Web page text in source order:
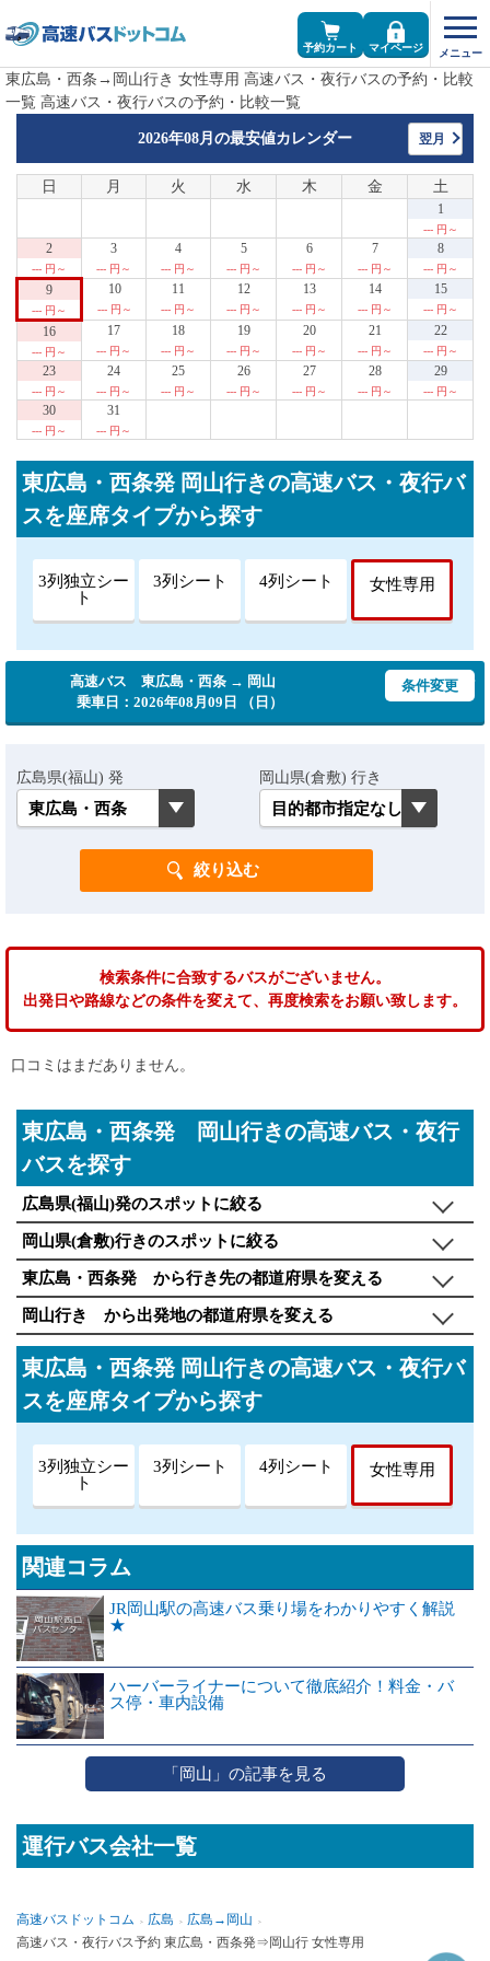
予約カート マイページ
東広島・西条→岡山行き 女性専用 高速バス・夜行バスの予約・比較
一覧 高速バス・夜行バスの予約・比較一覧
2026年08月の最安値カレンダー 翌月
日 月 火 水 木 金 土
1
--- 円～
2
--- 円～
3
--- 円～
4
--- 円～
5
--- 円～
6
--- 円～
7
--- 円～
8
--- 円～
9
--- 円～
10
--- 円～
11
--- 円～
12
--- 円～
13
--- 円～
14
--- 円～
15
--- 円～
16
--- 円～
17
--- 円～
18
--- 円～
19
--- 円～
20
--- 円～
21
--- 円～
22
--- 円～
23
--- 円～
24
--- 円～
25
--- 円～
26
--- 円～
27
--- 円～
28
--- 円～
29
--- 円～
30
--- 円～
31
--- 円～
東広島・西条発 岡山行きの高速バス・夜行バ
スを座席タイプから探す
3列独立シー
ト
3列シート 4列シート 女性専用
高速バス 東広島・西条 → 岡山
乗車日：2026年08月09日 （日）
条件変更
広島県(福山) 発 岡山県(倉敷) 行き
検索条件に合致するバスがございません。
出発日や路線などの条件を変えて、再度検索をお願い致します。
口コミはまだありません。
東広島・西条発 岡山行きの高速バス・夜行
バスを探す
広島県(福山)発のスポットに絞る
岡山県(倉敷)行きのスポットに絞る
東広島・西条発 から行き先の都道府県を変える
岡山行き から出発地の都道府県を変える
東広島・西条発 岡山行きの高速バス・夜行バ
スを座席タイプから探す
3列独立シー
ト
3列シート 4列シート 女性専用
関連コラム
JR岡山駅の高速バス乗り場をわかりやすく解説
★
ハーバーライナーについて徹底紹介！料金・バ
ス停・車内設備
「岡山」の記事を見る
運行バス会社一覧
高速バスドットコム 広島
広島→岡山
高速バス・夜行バス予約 東広島・西条発⇒岡山行 女性専用